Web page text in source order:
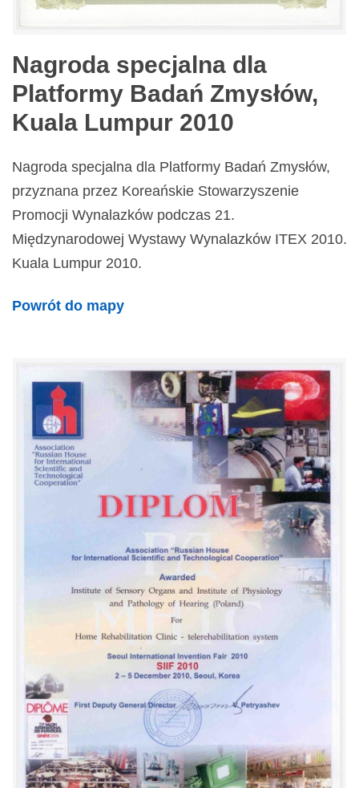
Nagroda specjalna dla
Platformy Badań Zmysłów,
Kuala Lumpur 2010
Nagroda specjalna dla Platformy Badań Zmysłów,
przyznana przez Koreańskie Stowarzyszenie
Promocji Wynalazków podczas 21.
Międzynarodowej Wystawy Wynalazków ITEX 2010.
Kuala Lumpur 2010.
Powrót do mapy